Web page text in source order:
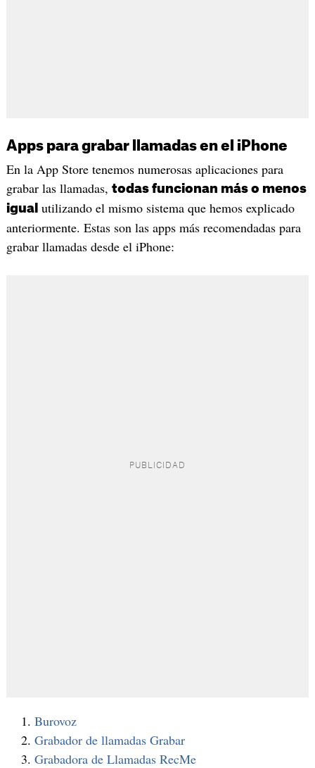
Apps para grabar llamadas en el iPhone
En la App Store tenemos numerosas aplicaciones para
grabar las llamadas, todas funcionan más o menos
igual utilizando el mismo sistema que hemos explicado
anteriormente. Estas son las apps más recomendadas para
grabar llamadas desde el iPhone:
Burovoz
Grabador de llamadas Grabar
Grabadora de Llamadas RecMe